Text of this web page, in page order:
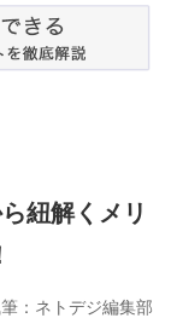
ジンドゥー
Wix
１vs１
サイト
紐解くメリ
： ネトデジ編集部